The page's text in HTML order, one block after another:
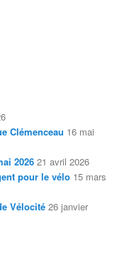
Clémenceau 16 mai
2026 21 avril 2026
pour le vélo 15 mars
Vélocité 26 janvier